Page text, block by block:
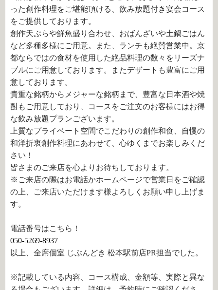
った創作料理をご堪能頂ける、飲み放題付き宴会コース
をご提供しております。
創作天ぷらや鮮魚盛り合わせ、おばんざいや土鍋ごはん
など多種多様にご用意。また、ランチも絶賛営業中。京
都ならではの食材を使用した絶品料理の数々をリーズナ
ブルにご用意しております。またデザートも豊富にご用
意しております。
貴重な銘柄からメジャーな銘柄まで、豊富な日本酒や焼
酎もご用意しており、コースをご注文のお客様にはお得
な飲み放題プランございます。
上質なプライベート空間でこだわりの創作和食、自慢の
和洋折衷創作料理にあわせて、心ゆくまでお楽しみくだ
さい！
皆さまのご来店を心よりお待ちしております。
※ご来店の際はお電話かホームページで営業日をご確認
の上、ご来店いただけます様よろしくお願い申し上げま
す。
電話番号はこちら！
050-5269-8937
以上、全席個室 じぶんどき 松本駅前店PR担当でした。
※記載している内容、コース構成、金額等、実際と異な